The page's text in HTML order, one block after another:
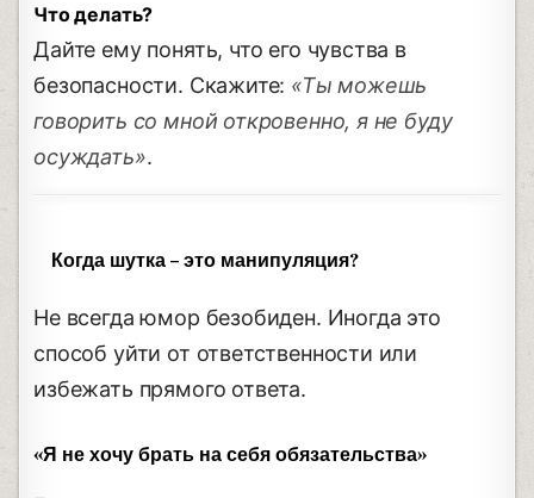
Что делать?
Дайте ему понять, что его чувства в
безопасности. Скажите: «Ты можешь
говорить со мной откровенно, я не буду
осуждать».
Когда шутка – это манипуляция?
Не всегда юмор безобиден. Иногда это
способ уйти от ответственности или
избежать прямого ответа.
«Я не хочу брать на себя обязательства»